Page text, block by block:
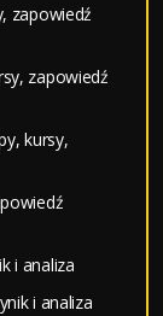
zapowiedź
zapowiedź
kursy,
i analiza
i analiza